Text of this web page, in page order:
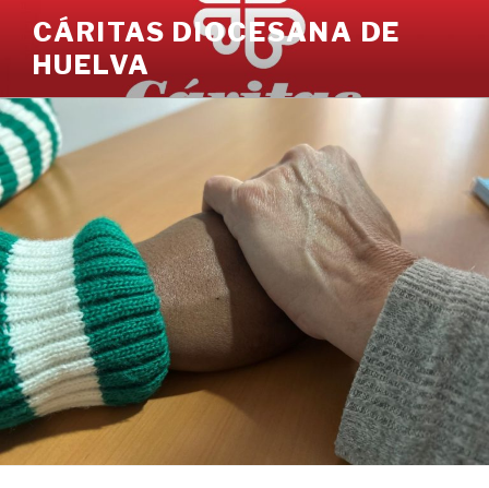
contenido
CÁRITAS DIOCESANA DE
HUELVA